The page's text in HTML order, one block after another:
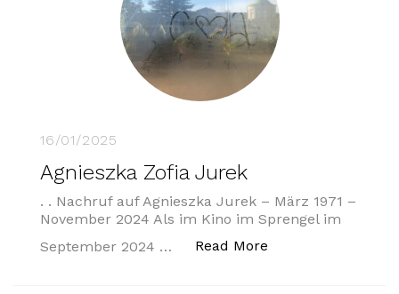
16/01/2025
Agnieszka Zofia Jurek
. . Nachruf auf Agnieszka Jurek – März 1971 –
November 2024 Als im Kino im Sprengel im
September 2024 …
Read More